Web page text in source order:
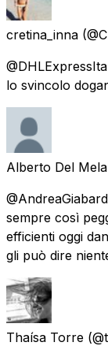
cretina_inna
lo svincolo
Alberto Del Mela
sempre così
efficienti oggi
gli può dire
Thaísa Torre